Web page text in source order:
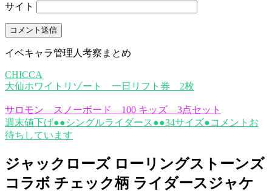
サイト
イベキャラ管理人考察まとめ
CHICCA
大仙ホワイトリゾート 一日リフト券 2枚
サロモン スノーボード 100 キッズ 3点セット
週末値下げ●●シングルライダース●●34サイズ●コメントお
待ちしています
ジャックローズ ローリングストーンズ
コラボ チェック柄 ライダースジャケ